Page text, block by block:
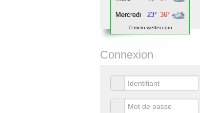
© mein-wetter.com
Connexion